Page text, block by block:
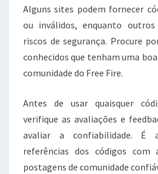
Alguns sites podem fornecer
ou inválidos, enquanto
riscos de segurança. Procure
conhecidos que tenham uma
comunidade do Free Fire.
Antes de usar quaisquer
verifique as avaliações e
avaliar a confiabilidade. É
referências dos códigos com
postagens de comunidade